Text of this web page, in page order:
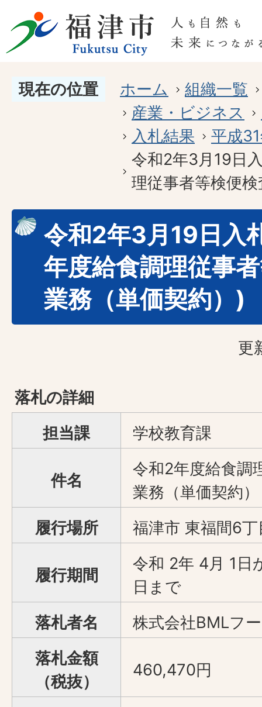
現在の位置 ホーム
組織一覧
産業・ビジネス
入札結果
平成
令和2年3月19日
理従事者等検便
令和2年3月19日入
年度給食調理従事
業務（単価契約）)
更
落札の詳細
担当課
学校教育課
件名
令和2年度給食調
業務（単価契約）
履行場所
福津市 東福間6
履行期間
令和 2年 4月 1日
日まで
落札者名
株式会社BMLフ
落札金額
（税抜）
460,470円